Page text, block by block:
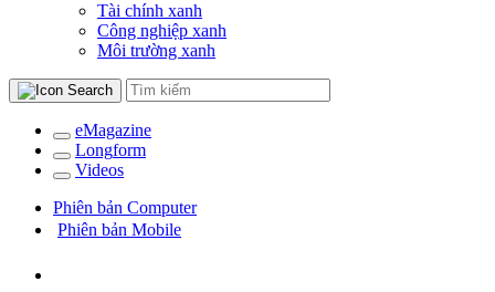
Tài chính xanh
Công nghiệp xanh
Môi trường xanh
eMagazine
Longform
Videos
Phiên bản Computer
Phiên bản Mobile